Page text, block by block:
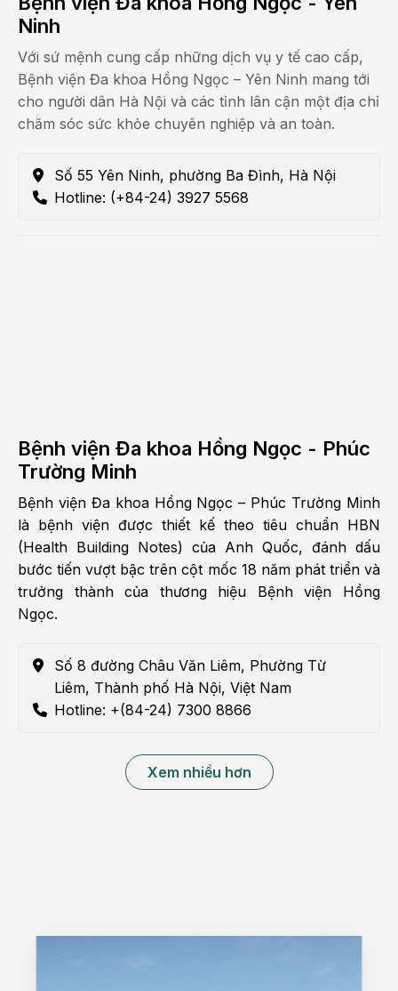
Ninh
Với sứ mệnh cung cấp những dịch vụ y tế cao cấp,
Bệnh viện Đa khoa Hồng Ngọc – Yên Ninh mang tới
cho người dân Hà Nội và các tỉnh lân cận một địa chỉ
chăm sóc sức khỏe chuyên nghiệp và an toàn.
Số 55 Yên Ninh, phường Ba Đình, Hà Nội
Hotline: (+84-24) 3927 5568
Bệnh viện Đa khoa Hồng Ngọc - Phúc
Trường Minh
Bệnh viện Đa khoa Hồng Ngọc – Phúc Trường Minh
là bệnh viện được thiết kế theo tiêu chuẩn HBN
(Health Building Notes) của Anh Quốc, đánh dấu
bước tiến vượt bậc trên cột mốc 18 năm phát triển và
trưởng thành của thương hiệu Bệnh viện Hồng
Ngọc.
Số 8 đường Châu Văn Liêm, Phường Từ
Liêm, Thành phố Hà Nội, Việt Nam
Hotline: +(84-24) 7300 8866
Xem nhiều hơn